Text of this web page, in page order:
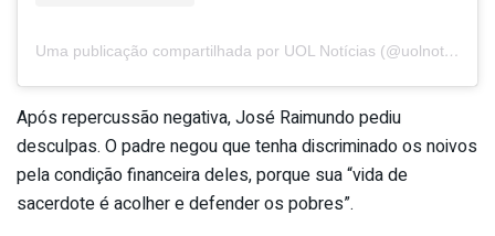
Uma publicação compartilhada por UOL Notícias (@uolnoticias)
Após repercussão negativa, José Raimundo pediu
desculpas. O padre negou que tenha discriminado os noivos
pela condição financeira deles, porque sua “vida de
sacerdote é acolher e defender os pobres”.